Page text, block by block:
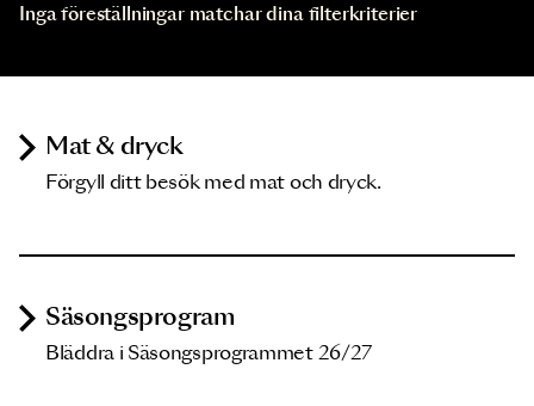
Inga föreställningar matchar dina filterkriterier
Mat & dryck
Förgyll ditt besök med mat och dryck.
Säsongsprogram
Bläddra i Säsongsprogrammet 26/27